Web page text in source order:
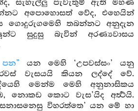
සැහැල්ලු පැවැතුම් ඇති මහණ
අපොහොසත් වේද, එහෙයින්
ගොදුරුගමෙහි තබන්නට අනුදැන
සුදුසු බැවින් අරණ්‍යවාසය
යන මෙහි ‘උපවස්සං’ යනු
වැසයයි කියන ලද්දේ වේ.
මෙන්ම මෙහි අනුනාසිකය
නොකඩ කොට වැස’යිද අර්‍ත්‍ථයි.
විහරත්තෙ’ යන මේ හා